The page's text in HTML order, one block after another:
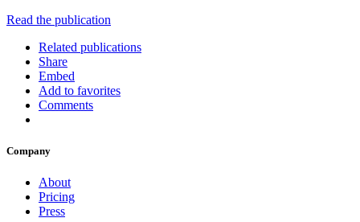
Read the publication
Related publications
Share
Embed
Add to favorites
Comments
Company
About
Pricing
Press